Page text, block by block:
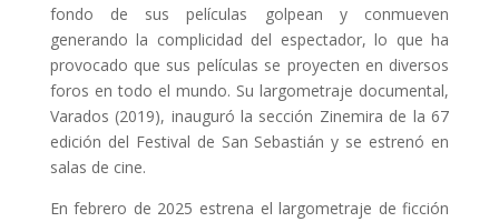
fondo de sus películas golpean y conmueven
generando la complicidad del espectador, lo que ha
provocado que sus películas se proyecten en diversos
foros en todo el mundo. Su largometraje documental,
Varados (2019), inauguró la sección Zinemira de la 67
edición del Festival de San Sebastián y se estrenó en
salas de cine.
En febrero de 2025 estrena el largometraje de ficción